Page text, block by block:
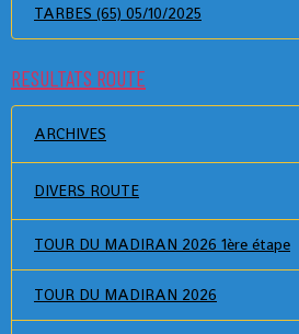
TARBES (65) 05/10/2025
RESULTATS ROUTE
ARCHIVES
DIVERS ROUTE
TOUR DU MADIRAN 2026 1ère étape
TOUR DU MADIRAN 2026